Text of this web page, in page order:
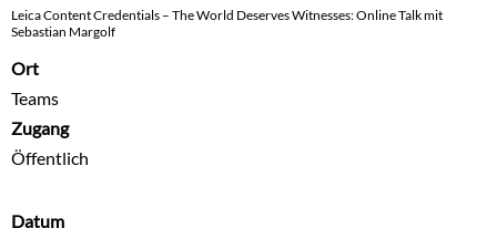
Leica Content Credentials – The World Deserves Witnesses: Online Talk mit
Sebastian Margolf
Ort
Teams
Zugang
Öffentlich
Datum